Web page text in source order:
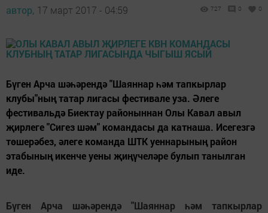
автор, 17 март 2017 - 04:59 727 0 0
Бүген Арча шәһәрендә "Шаяннар һәм тапкырлар
клубы"ның татар лигасы фестивале уза. Әлеге
фестивальдә Биектау районыннан Олы Кавал авыл
җирлеге "Сигез шәм" командасы да катнаша. Исегезгә
төшерәбез, әлеге команда ШТК уеннарының район
этабының икенче уены җиңүчеләре булып танылган
иде.
Бүген Арча шәһәрендә "Шаяннар һәм тапкырлар